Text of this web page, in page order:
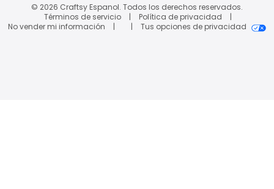
© 2026 Craftsy Espanol. Todos los derechos reservados.
Términos de servicio
Política de privacidad
No vender mi información
Tus opciones de privacidad